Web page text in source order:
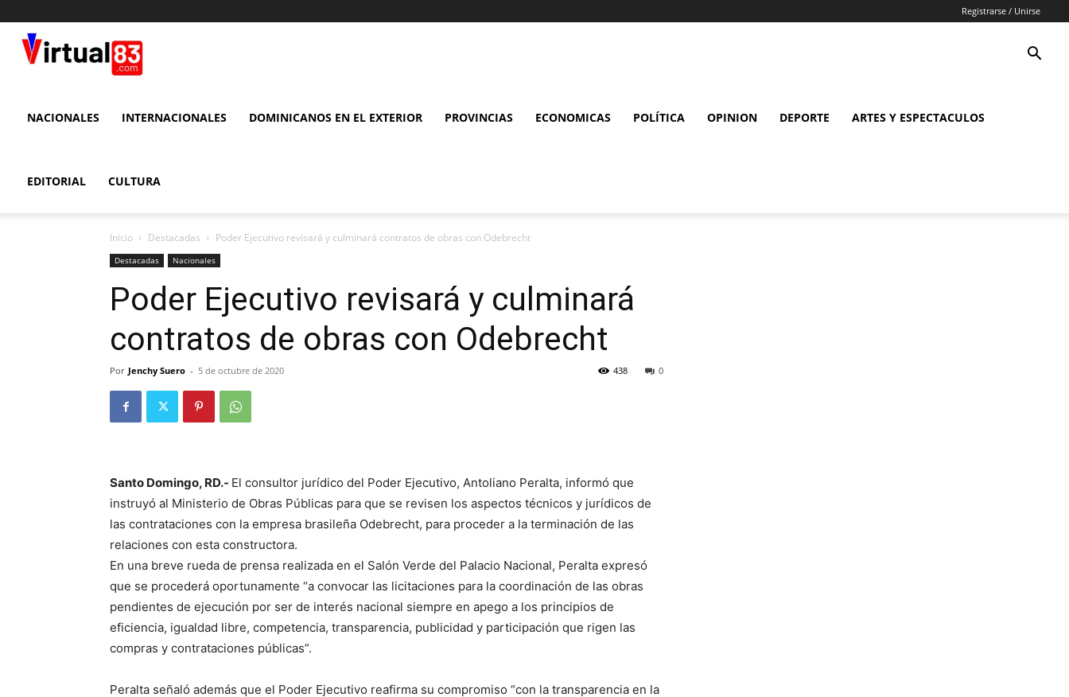
Registrarse / Unirse
83
NACIONALES INTERNACIONALES DOMINICANOS EN EL EXTERIOR PROVINCIAS ECONOMICAS POLÍTICA OPINION DEPORTE ARTES Y ESPECTACULOS
EDITORIAL CULTURA
Inicio Destacadas Poder Ejecutivo revisará y culminará contratos de obras con Odebrecht
Destacadas Nacionales
Poder Ejecutivo revisará y culminará
contratos de obras con Odebrecht
Por Jenchy Suero - 5 de octubre de 2020 0
438
Santo Domingo, RD.- El consultor jurídico del Poder Ejecutivo, Antoliano Peralta, informó que
instruyó al Ministerio de Obras Públicas para que se revisen los aspectos técnicos y jurídicos de
las contrataciones con la empresa brasileña Odebrecht, para proceder a la terminación de las
relaciones con esta constructora.
En una breve rueda de prensa realizada en el Salón Verde del Palacio Nacional, Peralta expresó
que se procederá oportunamente “a convocar las licitaciones para la coordinación de las obras
pendientes de ejecución por ser de interés nacional siempre en apego a los principios de
eficiencia, igualdad libre, competencia, transparencia, publicidad y participación que rigen las
compras y contrataciones públicas”.
Peralta señaló además que el Poder Ejecutivo reafirma su compromiso “con la transparencia en la